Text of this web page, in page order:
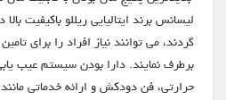
لیسانس برند ایتالیایی ریللو باکیفیت
گردند، می توانند نیاز افراد را برای
برطرف نمایند. دارا بودن سیستم عیب
حرارتی، فن دودکش و ارائه خدماتی